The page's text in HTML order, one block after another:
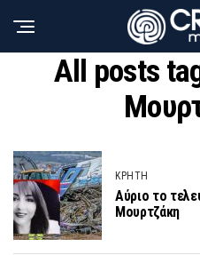
All posts
ΚΡΗΤΗ
Αύριο το
Μουρτζάκη